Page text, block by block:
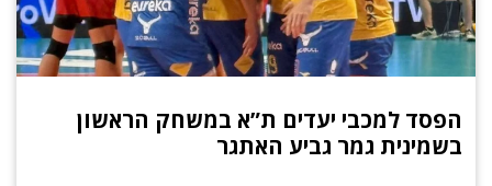
הפסד למכבי יעדים ת”א במשחק הראשון
בשמינית גמר גביע האתגר